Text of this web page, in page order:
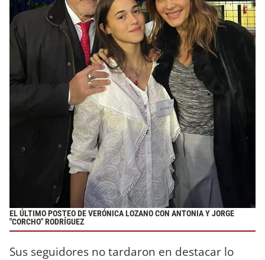
EL ÚLTIMO POSTEO DE VERÓNICA LOZANO CON ANTONIA Y JORGE
"CORCHO" RODRÍGUEZ
Sus seguidores no tardaron en destacar lo